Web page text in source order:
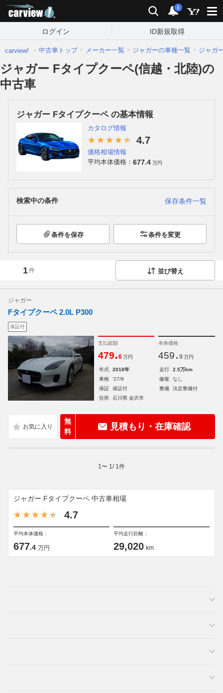
検索 通知
i
ログイン ID新規取得
carview! 中古車トップ メーカー一覧 ジャガーの車種一覧 ジャガ
ジャガー Fタイプクーペ(信越・北陸)の
中古車
ジャガー Fタイプクーペ の基本情報
カタログ情報
4.7
価格相場情報
平均本体価格： 677.4 万円
検索中の条件 保存条件一覧
条件を保存 条件を変更
1件 並び替え
ジャガー
Fタイプクーペ 2.0L P300
保証付
支払総額
479.6 万円
本体価格
459. 9 万円
年式 2018年 走行
2.5万km
車検
'27/9 修復
なし
保証
保証付 整備
法定整備付
住所
石川県 金沢市
無
料
見積もり・在庫確認
1 〜 1 / 1 件
ジャガー Fタイプクーペ 中古車相場
4.7
平均本体価格：
677.4 万円
平均走行距離：
29,020 km